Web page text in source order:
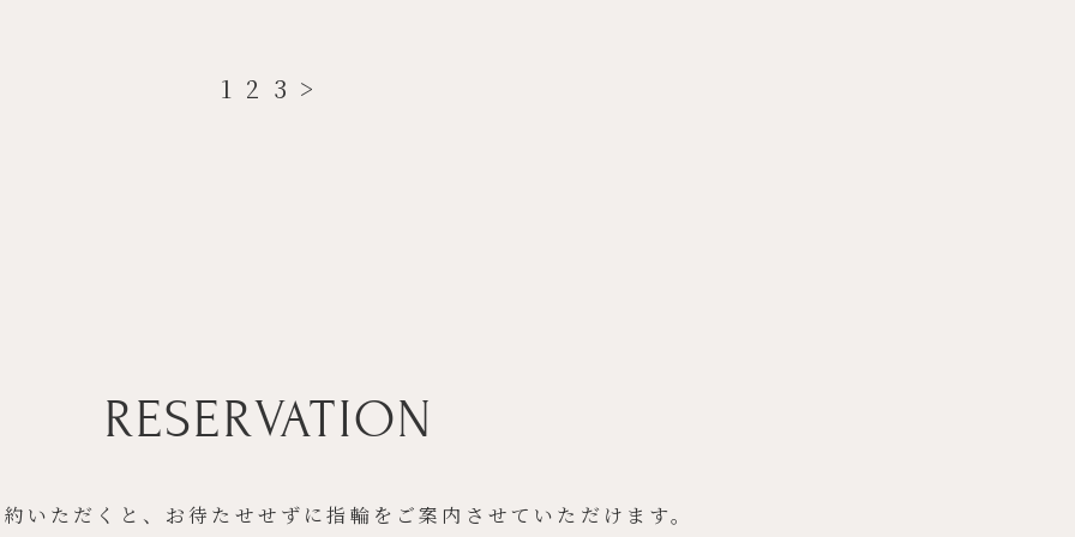
1 2 3 >
RESERVATION
いただくと、お待たせせずに指輪をご案内させていただけます。